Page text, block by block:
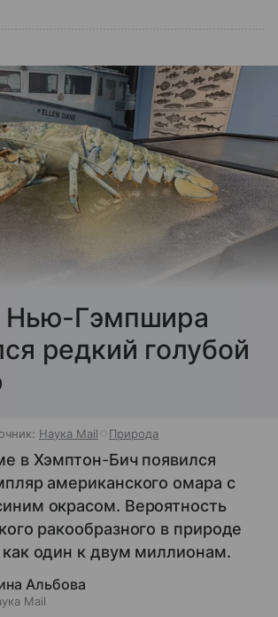
Нью-Гэмпшира
редкий голубой
Наука Mail Природа
в Хэмптон-Бич появился
американского омара с
окрасом. Вероятность
ракообразного в природе
как один к двум миллионам.
Альбова
Mail